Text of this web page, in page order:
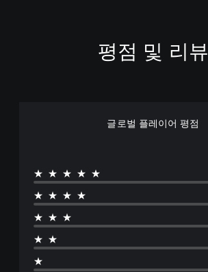
평점 및 리뷰
글로벌 플레이어 평점
★★★★★
★★★★
★★★
★★
★